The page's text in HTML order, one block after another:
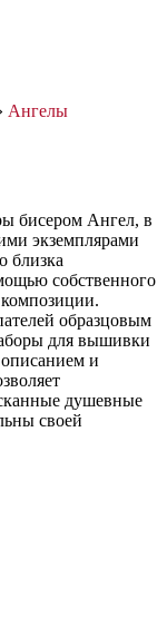
Ангелы
бисером Ангел, в
экземплярами
близка
собственного
образцовым
для вышивки
и
душевные
своей